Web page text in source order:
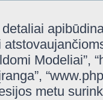
Modeliai”,
metu